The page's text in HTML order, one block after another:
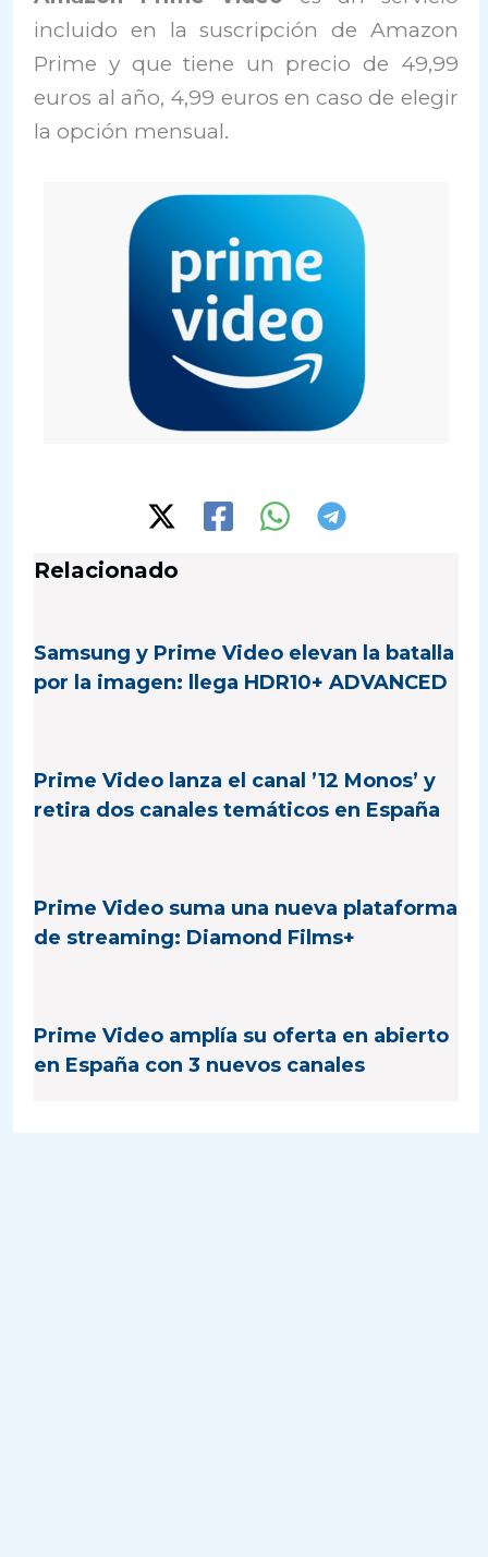
incluido en la suscripción de Amazon
Prime y que tiene un precio de 49,99
euros al año, 4,99 euros en caso de elegir
la opción mensual.
Relacionado
Samsung y Prime Video elevan la batalla
por la imagen: llega HDR10+ ADVANCED
Prime Video lanza el canal ’12 Monos’ y
retira dos canales temáticos en España
Prime Video suma una nueva plataforma
de streaming: Diamond Films+
Prime Video amplía su oferta en abierto
en España con 3 nuevos canales